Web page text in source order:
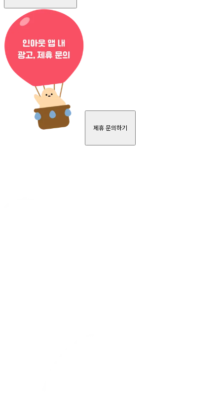
제휴 문의하기